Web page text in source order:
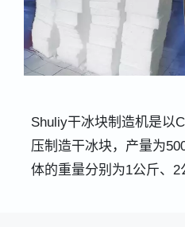
Shuliy干冰块制造机是以
压制造干冰块，产量为
体的重量分别为1公斤、2